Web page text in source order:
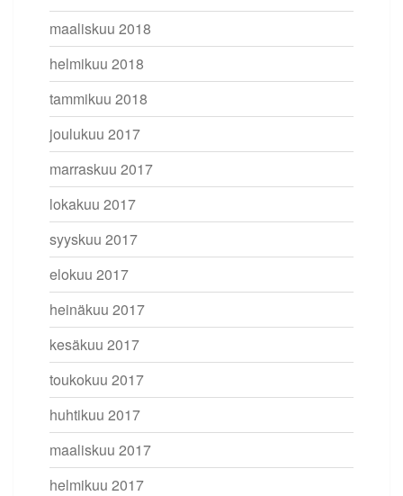
maaliskuu 2018
helmikuu 2018
tammikuu 2018
joulukuu 2017
marraskuu 2017
lokakuu 2017
syyskuu 2017
elokuu 2017
heinäkuu 2017
kesäkuu 2017
toukokuu 2017
huhtikuu 2017
maaliskuu 2017
helmikuu 2017